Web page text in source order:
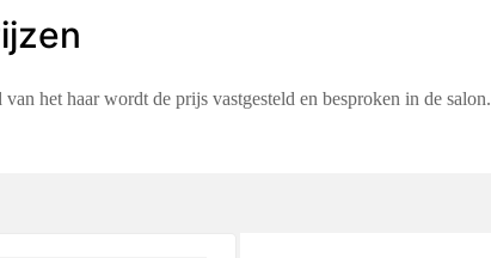
het haar wordt de prijs vastgesteld en besproken in de salon.